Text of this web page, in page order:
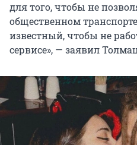
для того, чтобы не
общественном
известный, чтобы не
сервисе», — заявил